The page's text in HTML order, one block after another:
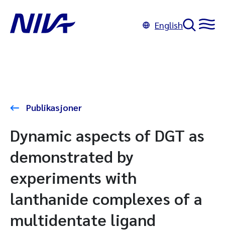
English
Publikasjoner
Dynamic aspects of DGT as
demonstrated by
experiments with
lanthanide complexes of a
multidentate ligand